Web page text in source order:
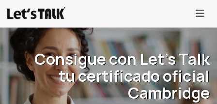
menu
Consigue con Let's Talk
tu certificado oficial
Cambridge